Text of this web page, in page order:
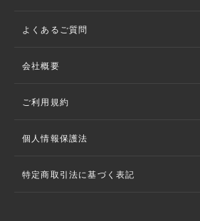
よくあるご質問
会社概要
ご利用規約
個人情報保護法
特定商取引法に基づく表記